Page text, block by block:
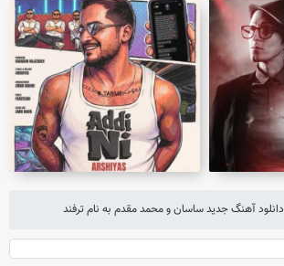
دانلود آهنگ جدید ساسان و محمد مقدم به نام ترفند